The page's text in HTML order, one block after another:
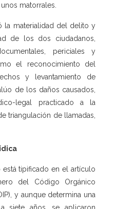
matorrales.
la materialidad del delito y
de los dos ciudadanos,
periciales y
el reconocimiento del
y levantamiento de
de los daños causados,
legal practicado a la
triangulación de llamadas,
tipificado en el artículo
del Código Orgánico
y aunque determina una